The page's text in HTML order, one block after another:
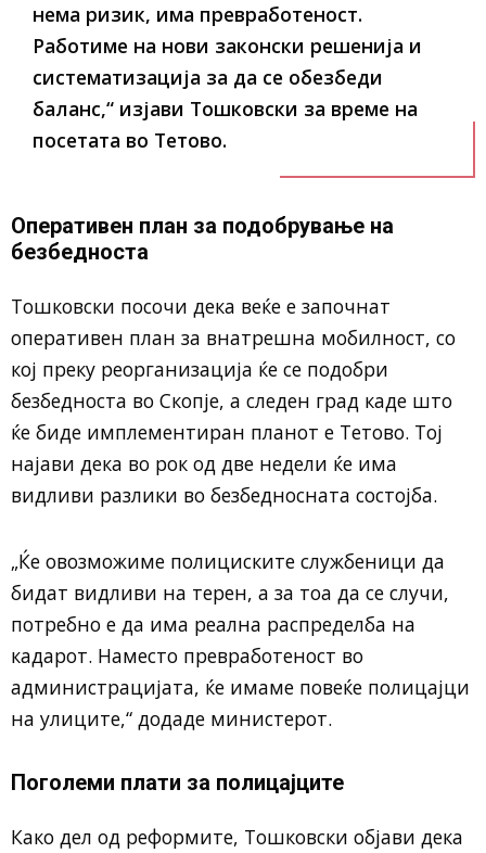
нема ризик, има превработеност.
Работиме на нови законски решенија и
систематизација за да се обезбеди
баланс,“ изјави Тошковски за време на
посетата во Тетово.
Оперативен план за подобрување на
безбедноста
Тошковски посочи дека веќе е започнат
оперативен план за внатрешна мобилност, со
кој преку реорганизација ќе се подобри
безбедноста во Скопје, а следен град каде што
ќе биде имплементиран планот е Тетово. Тој
најави дека во рок од две недели ќе има
видливи разлики во безбедносната состојба.
„Ќе овозможиме полициските службеници да
бидат видливи на терен, а за тоа да се случи,
потребно е да има реална распределба на
кадарот. Наместо превработеност во
администрацијата, ќе имаме повеќе полицајци
на улиците,“ додаде министерот.
Поголеми плати за полицајците
Како дел од реформите, Тошковски објави дека